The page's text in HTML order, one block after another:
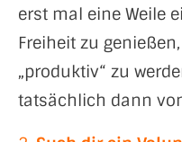
erst mal eine Weile
Freiheit zu
„produktiv“ zu
tatsächlich dann